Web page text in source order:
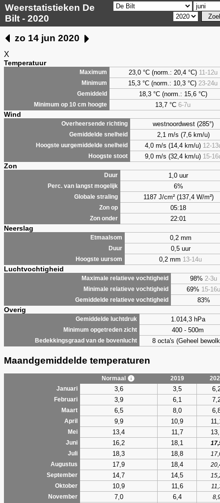
Weerstatistieken De
Bilt - 2020
zo 14 jun 2020
X
Temperatuur
Maximum 23,0 °C (norm.: 20,4 °C) 11-12u
Minimum 15,3 °C (norm.: 10,3 °C) 23-24u
Gemiddeld 18,3 °C (norm.: 15,6 °C)
Minimum op 10 cm hoogte 13,7 °C 6-7u
Wind
Overheersende richting westnoordwest (285°)
Gemiddelde snelheid 2,1 m/s (7,6 km/u)
Hoogste uurgemiddelde snelheid 4,0 m/s (14,4 km/u) 12-
Hoogste stoot 9,0 m/s (32,4 km/u) 15-
Zon
Duur 1,0 uur
Perc. van langst mogelijk 6%
Globale straling 1187 J/cm² (137,4 W/m²)
Zon op 05:18
Zon onder 22:01
Neerslag
Etmaalsom 0,2 mm
Duur 0,5 uur
Hoogste uursom 0,2 mm 13-14u
Luchtvochtigheid
Maximale relatieve vochtigheid 98% 2-3u
Minimale relatieve vochtigheid 69% 15-16u
Gemiddelde relatieve vochtigheid 83%
Overig
Gemiddelde luchtdruk 1.014,3 hPa
Minimum opgetreden zicht 400 - 500m
Bedekkingsgraad van de bovenlucht 8 octa's (Geheel
Maandgemiddelde temperaturen
Normaal 2019
Januari
3,6 3,5
Februari 3,9 6,1
Maart 6,5 8,0
April 9,9 10,9
Mei 13,4 11,7
Juni 16,2 18,1
Juli
18,3 18,8
Augustus
17,9 18,4
September
14,7 14,5
Oktober
10,9 11,6
November
7,0 6,4